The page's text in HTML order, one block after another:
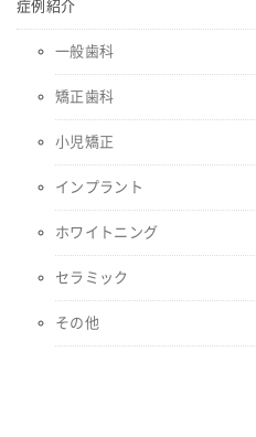
症例紹介
一般歯科
矯正歯科
小児矯正
インプラント
ホワイトニング
セラミック
その他